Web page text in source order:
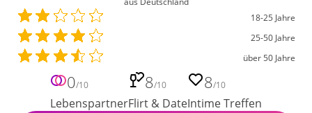
18-25 Jahre
25-50 Jahre
über 50 Jahre
0/10
Lebenspartner
8/10
Flirt & Date
8/10
Intime Treffen